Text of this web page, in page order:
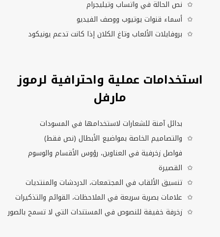
نص الحالة في واتساب وتيليجرام
أسماء قنوات يوتيوب ووصف الفيديو
بروفايلات الألعاب وتاغ الكلان إذا كانت تدعم يونيكود
استخدامات عملية واحترافية لرموز
مارفل
بدائل آمنة للشعارات لاستخدامها في المسودات
والتصاميم الخاصة بمواضيع الأبطال (نص فقط)
فواصل زخرفية في العناوين، رؤوس الأقسام والوسوم
القصيرة
تنسيق الألقاب في المجتمعات، الدردشات والمنتديات
علامات بصرية سريعة في الملاحظات، القوائم والتذكيرات
زخرفة خفيفة للنصوص في المستندات التي لا تسمح بالصور